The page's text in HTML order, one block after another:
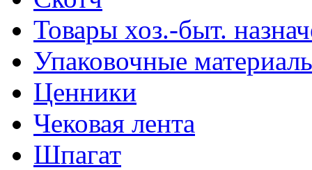
Товары хоз.-быт.
Упаковочные
Ценники
Чековая лента
Шпагат